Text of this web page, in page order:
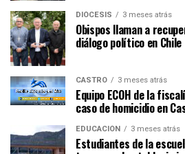
DIÓCESIS 3 meses atrás
Obispos llaman a
diálogo político en Chile
CASTRO 3 meses atrás
Equipo ECOH de la
caso de homicidio en
EDUCACIÓN 3 meses atrás
Estudiantes de la